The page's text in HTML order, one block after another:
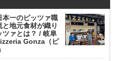
本一のピッツァ職
地元食材が織り
ツァとは？ / 岐阜
Gonza（ピ